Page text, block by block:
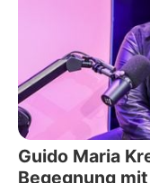
Guido Maria
Begegnung